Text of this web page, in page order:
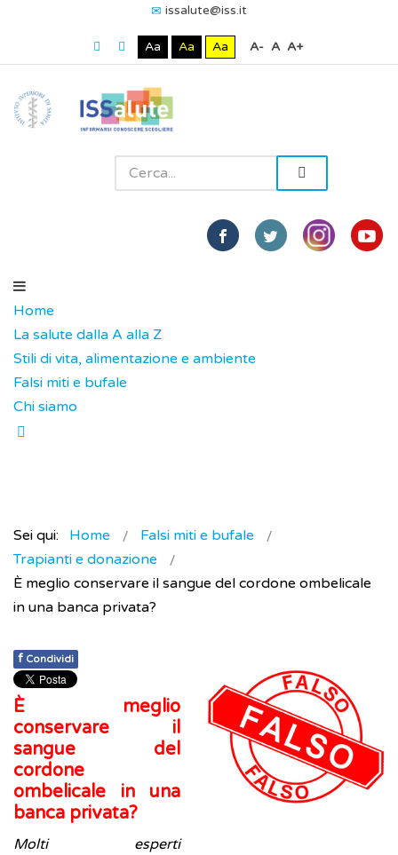
issalute@iss.it
Aa Aa Aa A- A A+
Home
La salute dalla A alla Z
Stili di vita, alimentazione e ambiente
Falsi miti e bufale
Chi siamo
Sei qui: Home
Falsi miti e bufale
Trapianti e donazione
È meglio conservare il sangue del cordone ombelicale
in una banca privata?
f Condividi
È meglio
conservare il
sangue del
cordone
ombelicale in una
banca privata?
Molti esperti